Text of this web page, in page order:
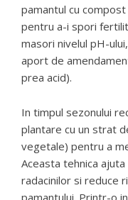
pamantul cu
pentru a-i spori
masori nivelul pH-
aport de
prea acid).
In timpul sezonului
plantare cu un strat
vegetale) pentru a
Aceasta tehnica
radacinilor si reduce
pamantului. Printr-o